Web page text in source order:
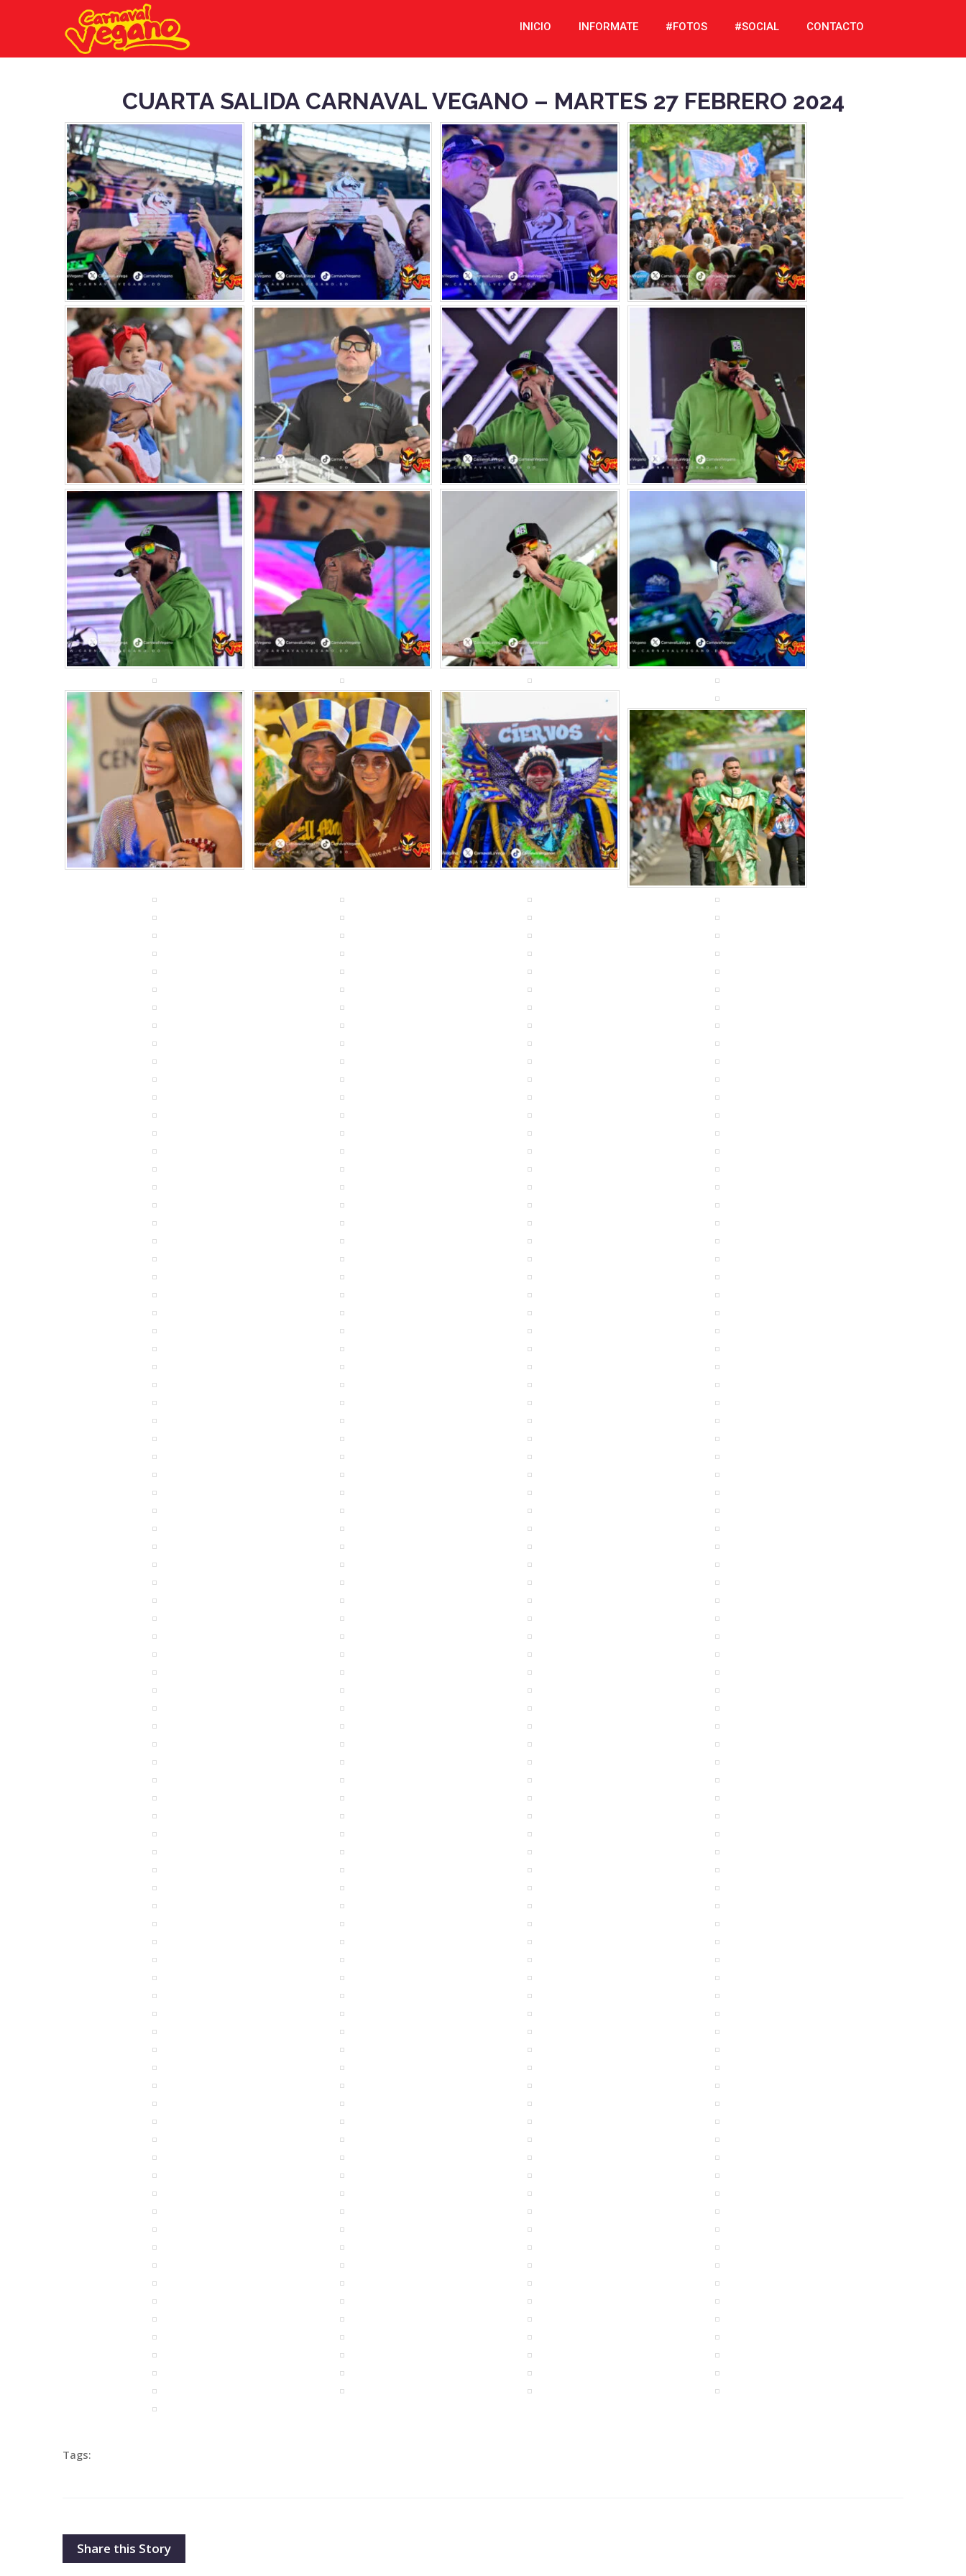
INICIO INFORMATE #FOTOS #SOCIAL CONTACTO
CUARTA SALIDA CARNAVAL VEGANO – MARTES 27 FEBRERO 2024
Tags:
Share this Story